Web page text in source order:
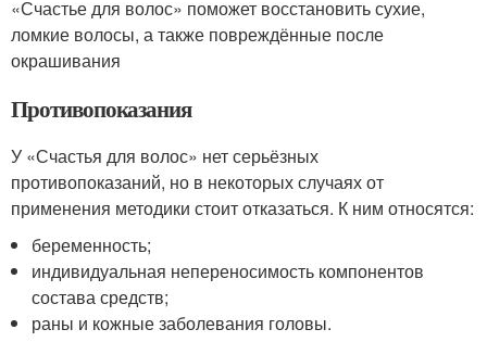
«Счастье для волос» поможет восстановить сухие,
ломкие волосы, а также повреждённые после
окрашивания
Противопоказания
У «Счастья для волос» нет серьёзных
противопоказаний, но в некоторых случаях от
применения методики стоит отказаться. К ним относятся:
беременность;
индивидуальная непереносимость компонентов
состава средств;
раны и кожные заболевания головы.